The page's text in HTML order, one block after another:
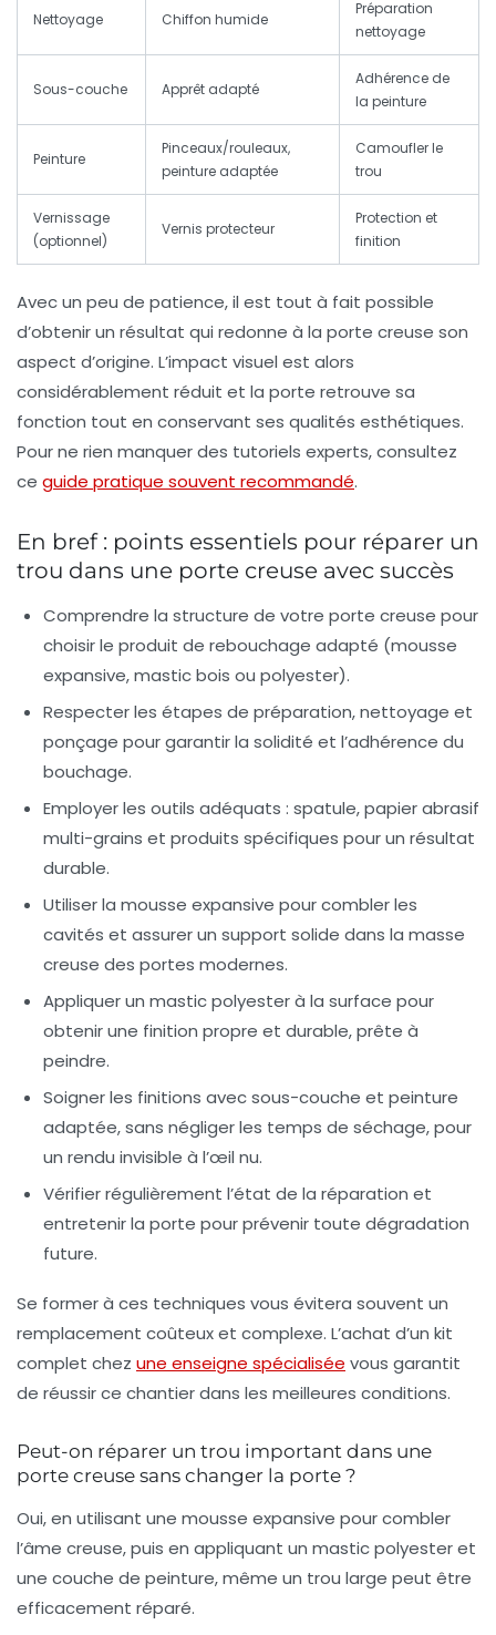
Nettoyage Chiffon humide
Préparation
nettoyage
Sous-couche Apprêt adapté
Adhérence de
la peinture
Peinture
Pinceaux/rouleaux,
peinture adaptée
Camoufler le
trou
Vernissage
(optionnel)
Vernis protecteur
Protection et
finition
Avec un peu de patience, il est tout à fait possible
d’obtenir un résultat qui redonne à la porte creuse son
aspect d’origine. L’impact visuel est alors
considérablement réduit et la porte retrouve sa
fonction tout en conservant ses qualités esthétiques.
Pour ne rien manquer des tutoriels experts, consultez
ce guide pratique souvent recommandé.
En bref : points essentiels pour réparer un
trou dans une porte creuse avec succès
Comprendre la structure de votre porte creuse pour
choisir le produit de rebouchage adapté (mousse
expansive,mastic bois ou polyester).
Respecter les étapes de préparation, nettoyage et
ponçage pour garantir la solidité et l’adhérence du
bouchage.
Employer les outils adéquats : spatule, papier abrasif
multi-grains et produits spécifiques pour un résultat
durable.
Utiliser la mousse expansive pour combler les
cavités et assurer un support solide dans la masse
creuse des portes modernes.
Appliquer un mastic polyesterà la surface pour
obtenir une finition propre et durable, prête à
peindre.
Soigner les finitions avec sous-couche et peinture
adaptée, sans négliger les temps de séchage, pour
un rendu invisible à l’œil nu.
Vérifier régulièrement l’état de la réparation et
entretenir la porte pour prévenir toute dégradation
future.
Se former à ces techniques vous évitera souvent un
remplacement coûteux et complexe. L’achat d’un kit
complet chez une enseigne spécialisée vous garantit
de réussir ce chantier dans les meilleures conditions.
Peut-on réparer un trou important dans une
porte creuse sans changer la porte ?
Oui, en utilisant une mousse expansive pour combler
l’âme creuse, puis en appliquant un mastic polyester et
une couche de peinture, même un trou large peut être
efficacement réparé.